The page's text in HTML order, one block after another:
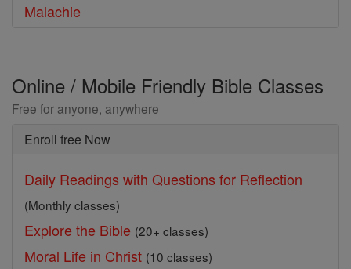
Malachie
Online / Mobile Friendly Bible Classes
Free for anyone, anywhere
Enroll free Now
Daily Readings with Questions for Reflection
(Monthly classes)
Explore the Bible (20+ classes)
Moral Life in Christ (10 classes)